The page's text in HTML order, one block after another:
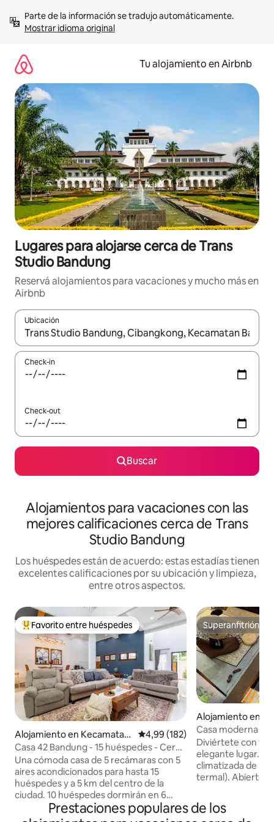
contenidoMostrar idioma original
Tu alojamiento en Airbnb
Lugares para alojarse cerca de Trans
Studio Bandung
Reservá alojamientos para vacaciones y mucho más en
Airbnb
Ubicación
Cuando los resultados estén disponibles, navegá con las
Check-in
Check-out
Buscar
Alojamientos para vacaciones con las
mejores calificaciones cerca de Trans
Studio Bandung
Los huéspedes están de acuerdo: estas estadías tienen
excelentes calificaciones por su ubicación y limpieza,
entre otros aspectos.
Favorito entre los huéspedes más destacados
Favorito entre huéspedes
Alojamiento en Kecamatan
Antapani
Calificación promedio: 4,99 de
4,99 (182)
Casa 42 Bandung - 15 huéspedes - Cerca
del centro de la ciudad
Una cómoda casa de 5 recámaras con 5
aires acondicionados para hasta 15
huéspedes y a 5 km del centro de la
ciudad. 10 huéspedes dormirán en 6
camas y 5 huéspedes en camas de viaje.
Por favor, indique el número de
Superanfitrión
Superanfitrión
Alojamiento en
Parongpong
Casa moderna
Diviértete con
elegante lugar.
climatizada de la
termal). Abierto
bañera de
disponible para LA
Prestaciones populares de los